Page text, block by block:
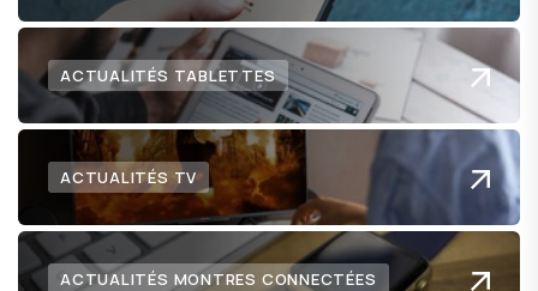
ACTUALITÉS TABLETTES
ACTUALITÉS TV
ACTUALITÉS MONTRES CONNECTÉES